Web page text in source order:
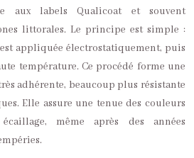
aux labels Qualicoat et souvent
littorales. Le principe est simple :
appliquée électrostatiquement, puis
température. Ce procédé forme une
adhérente, beaucoup plus résistante
Elle assure une tenue des couleurs
même après des années